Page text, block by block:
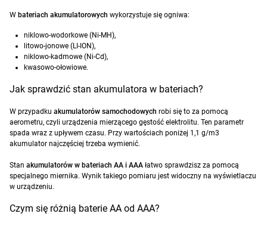
W bateriach akumulatorowych wykorzystuje się ogniwa:
niklowo-wodorkowe (Ni-MH),
litowo-jonowe (LI-ION),
niklowo-kadmowe (Ni-Cd),
kwasowo-ołowiowe.
Jak sprawdzić stan akumulatora w bateriach?
W przypadku akumulatorów samochodowych robi się to za pomocą
aerometru, czyli urządzenia mierzącego gęstość elektrolitu. Ten parametr
spada wraz z upływem czasu. Przy wartościach poniżej 1,1 g/m3
akumulator najczęściej trzeba wymienić.
Stan akumulatorów w bateriach AA i AAA łatwo sprawdzisz za pomocą
specjalnego miernika. Wynik takiego pomiaru jest widoczny na wyświetlaczu
w urządzeniu.
Czym się różnią baterie AA od AAA?